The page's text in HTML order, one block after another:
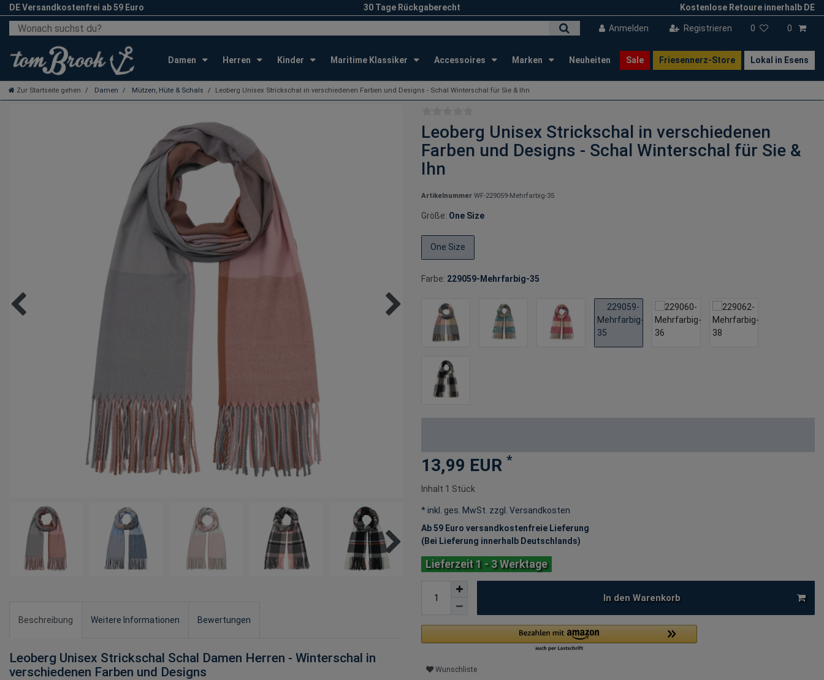
DE Versandkostenfrei ab 59 Euro 30 Tage Rückgaberecht Kostenlose Retoure innerhalb DE
Anmelden Registrieren 0 0
Damen Herren Kinder Maritime Klassiker Accessoires Marken Neuheiten Sale Friesennerz-Store Lokal in Esens
Zur Startseite gehen Damen Mützen, Hüte & Schals Leoberg Unisex Strickschal in verschiedenen Farben und Designs - Schal Winterschal für Sie & Ihn
Beschreibung Weitere Informationen Bewertungen
Leoberg Unisex Strickschal Schal Damen Herren - Winterschal in
verschiedenen Farben und Designs
Leoberg Unisex Strickschal in verschiedenen
Farben und Designs - Schal Winterschal für Sie &
Ihn
Artikelnummer WF-229059-Mehrfarbig-35
Größe: One Size
One Size
Farbe: 229059-Mehrfarbig-35
13,99 EUR *
Inhalt 1 Stück
* inkl. ges. MwSt. zzgl.
Versandkosten
Ab 59 Euro versandkostenfreie Lieferung
(Bei Lieferung innerhalb Deutschlands)
Lieferzeit 1 - 3 Werktage
In den Warenkorb
Wunschliste